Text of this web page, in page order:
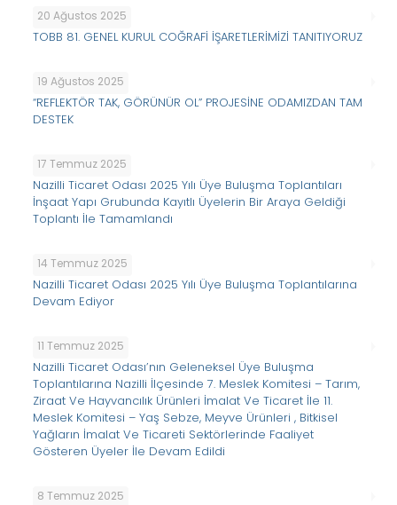
20 Ağustos 2025
TOBB 81. GENEL KURUL COĞRAFİ İŞARETLERİMİZİ TANITIYORUZ
19 Ağustos 2025
“REFLEKTÖR TAK, GÖRÜNÜR OL” PROJESİNE ODAMIZDAN TAM
DESTEK
17 Temmuz 2025
Nazilli Ticaret Odası 2025 Yılı Üye Buluşma Toplantıları
İnşaat Yapı Grubunda Kayıtlı Üyelerin Bir Araya Geldiği
Toplantı İle Tamamlandı
14 Temmuz 2025
Nazilli Ticaret Odası 2025 Yılı Üye Buluşma Toplantılarına
Devam Ediyor
11 Temmuz 2025
Nazilli Ticaret Odası’nın Geleneksel Üye Buluşma
Toplantılarına Nazilli İlçesinde 7. Meslek Komitesi – Tarım,
Ziraat Ve Hayvancılık Ürünleri İmalat Ve Ticaret İle 11.
Meslek Komitesi – Yaş Sebze, Meyve Ürünleri , Bitkisel
Yağların İmalat Ve Ticareti Sektörlerinde Faaliyet
Gösteren Üyeler İle Devam Edildi
8 Temmuz 2025